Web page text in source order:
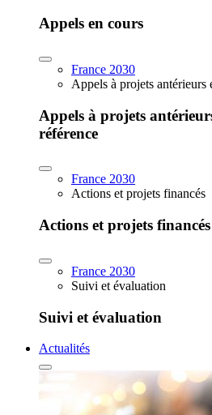
Appels en cours
France 2030
Appels à projets antérieurs
Appels à projets
référence
France 2030
Actions et projets financés
Actions et projets financés
France 2030
Suivi et évaluation
Suivi et évaluation
Actualités